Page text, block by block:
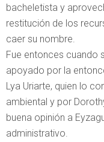
bacheletista y
restitución de los
caer su nombre.
Fue entonces cuando
apoyado por la
Lya Uriarte, quien lo
ambiental y por
buena opinión a
administrativo.